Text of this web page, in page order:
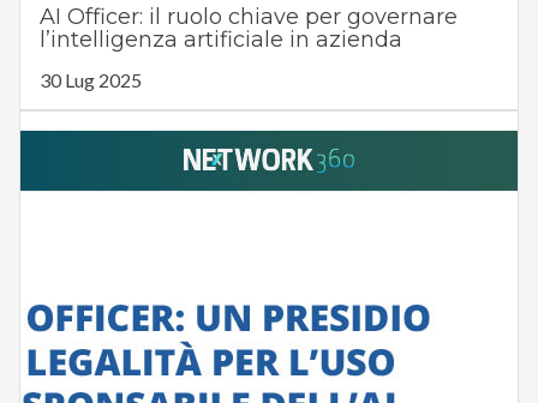
AI Officer: il ruolo chiave per governare
l’intelligenza artificiale in azienda
30 Lug 2025